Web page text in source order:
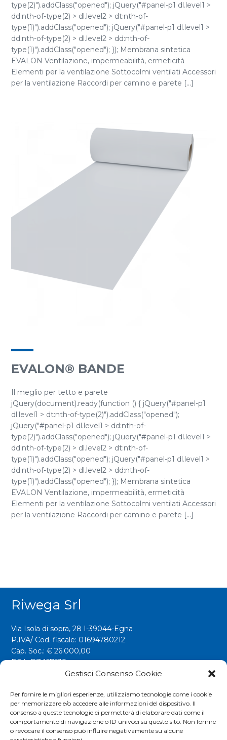
Gestisci Consenso Cookie
Per fornire le migliori esperienze, utilizziamo tecnologie come i cookie
per memorizzare e/o accedere alle informazioni del dispositivo. Il
consenso a queste tecnologie ci permetterà di elaborare dati come il
comportamento di navigazione o ID univoci su questo sito. Non fornire
o revocare il consenso può influire negativamente su alcune
type(2)").addClass("opened"); jQuery("#panel-p1 dl.level1 >
dd:nth-of-type(2) > dl.level2 > dt:nth-of-
type(1)").addClass("opened"); jQuery("#panel-p1 dl.level1 >
dd:nth-of-type(2) > dl.level2 > dd:nth-of-
type(1)").addClass("opened"); }); Membrana sintetica
EVALON Ventilazione, impermeabilità, ermeticità
Elementi per la ventilazione Sottocolmi ventilati Accessori
per la ventilazione Raccordi per camino e parete [...]
EVALON® BANDE
Il meglio per tetto e parete
jQuery(document).ready(function () { jQuery("#panel-p1
dl.level1 > dt:nth-of-type(2)").addClass("opened");
jQuery("#panel-p1 dl.level1 > dd:nth-of-
type(2)").addClass("opened"); jQuery("#panel-p1 dl.level1 >
dd:nth-of-type(2) > dl.level2 > dt:nth-of-
type(1)").addClass("opened"); jQuery("#panel-p1 dl.level1 >
dd:nth-of-type(2) > dl.level2 > dd:nth-of-
type(1)").addClass("opened"); }); Membrana sintetica
EVALON Ventilazione, impermeabilità, ermeticità
Elementi per la ventilazione Sottocolmi ventilati Accessori
per la ventilazione Raccordi per camino e parete [...]
Riwega Srl
Via Isola di sopra, 28 I-39044-Egna
P.IVA/ Cod. fiscale: 01694780212
Cap. Soc.: € 26.000,00
REA: BZ 157538
info@riwega.com
Tel.+39 0471 827500